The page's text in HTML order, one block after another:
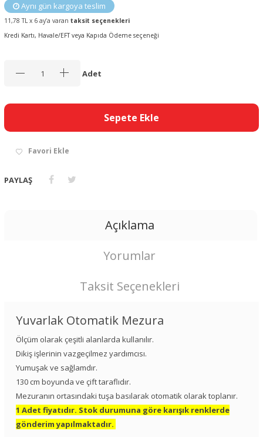
Aynı gün kargoya teslim
11,78 TL x 6 ay’a varan taksit seçenekleri
Kredi Kartı, Havale/EFT veya Kapıda Ödeme seçeneği
Adet
Sepete Ekle
Favori Ekle
PAYLAŞ
Açıklama
Yorumlar
Taksit Seçenekleri
Yuvarlak Otomatik Mezura
Ölçüm olarak çeşitli alanlarda kullanılır.
Dikiş işlerinin vazgeçilmez yardımcısı.
Yumuşak ve sağlamdır.
130 cm boyunda ve çift taraflıdır.
Mezuranın ortasındaki tuşa basılarak otomatik olarak toplanır.
1 Adet fiyatıdır. Stok durumuna göre karışık renklerde
gönderim yapılmaktadır.